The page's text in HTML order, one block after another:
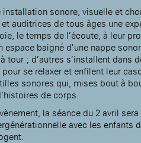
sonore, visuelle et
auditrices de tous âges une
le temps de l’écoute, à leur
espace baigné d’une nappe
tour ; d’autres s’installent dans
se relaxer et enfilent leur
sonores qui, mises bout à
de corps.
la séance du 2 avril
avec les enfants
Fondation